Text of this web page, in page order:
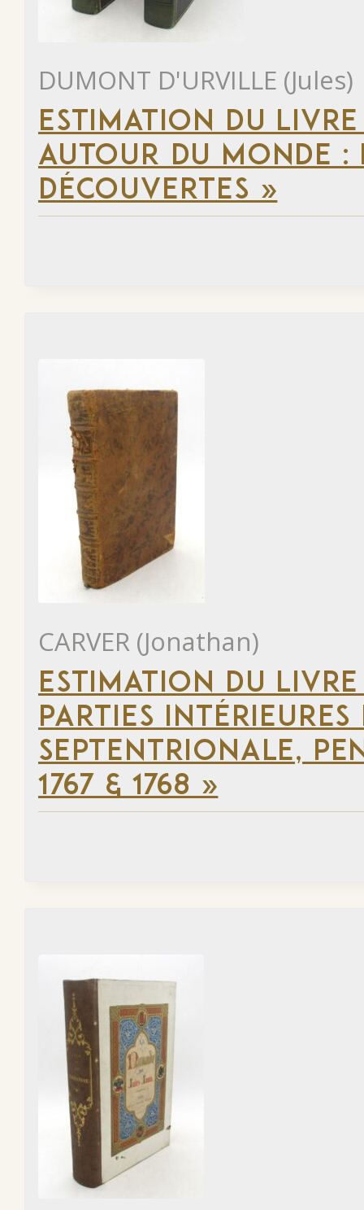
DUMONT D'URVILLE (Jules)
ESTIMATION DU
AUTOUR DU MONDE :
DÉCOUVERTES »
CARVER (Jonathan)
ESTIMATION DU
PARTIES
SEPTENTRIONALE,
1767 & 1768 »